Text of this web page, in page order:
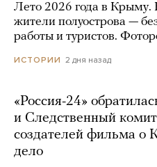
Лето 2026 года в Крыму.
жители полуострова —
работы и туристов.
ИСТОРИИ 2 дня назад
«Россия-24»
и Следственный
создателей фильма о
дело